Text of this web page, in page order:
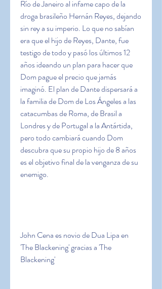
Río de Janeiro al infame capo de la
droga brasileño Hernán Reyes, dejando
sin rey a su imperio. Lo que no sabían
era que el hijo de Reyes, Dante, fue
testigo de todo y pasó los últimos 12
años ideando un plan para hacer que
Dom pague el precio que jamás
imaginó. El plan de Dante dispersará a
la familia de Dom de Los Ángeles a las
catacumbas de Roma, de Brasil a
Londres y de Portugal a la Antártida,
pero todo cambiará cuando Dom
descubra que su propio hijo de 8 años
es el objetivo final de la venganza de su
enemigo.
John Cena es novio de Dua Lipa en
'The Blackening' gracias a 'The
Blackening'